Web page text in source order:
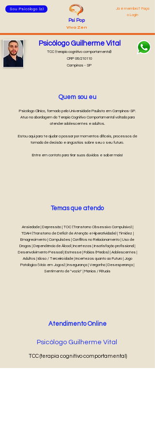
Sou Psicólogo (a)
Já é membro? Faça
o Login
Psi Pop
Viva Zen
Psicólogo Guilherme Vital
CRP 06/210110
Campinas - SP
TCC (terapia cognitivo comportamental)
Quem sou eu
Psicólogo Clínico, formado pela Universidade Paulista em Campinas-SP.
Atuo na abordagem da Terapia Cognitivo Comportamental voltada para
atender adolescentes e adultos.
Estou aqui para te ajudar a passar por momentos difíceis, processos de
tomada de decisão e angústias sobre seu o seu futuro.
Entre em contato para tirar suas dúvidas e saber mais!
Ansiedade | Depressão | TOC (Transtorno Obsessivo Compulsivo) |
TDAH (Transtorno de Déficit de Atenção e Hiperatividade) | Timidez |
Emagrecimento | Compulsões | Conflitos no Relacionamento | Uso de
Drogas | Dependência de Álcool | Incertezas | Insatisfação profissional |
Desenvolvimento Pessoal | Estresse | Fobias (Medos) | Adolescentes |
Adultos | Idoso / Terceira idade | Incertezas quanto ao Futuro | Jogo
Patológico (Vício em Jogos) | Insegurança | Vergonha | Desesperança |
Sentimento de "vazio" | Manias / Rituais
Temas que atendo
Atendimento Online
Psicólogo Guilherme Vital
TCC (terapia cognitivo comportamental)